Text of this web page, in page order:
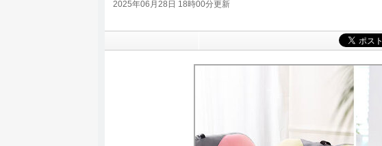
2025年06月28日 18時00分更新